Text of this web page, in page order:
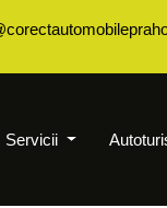
Servicii